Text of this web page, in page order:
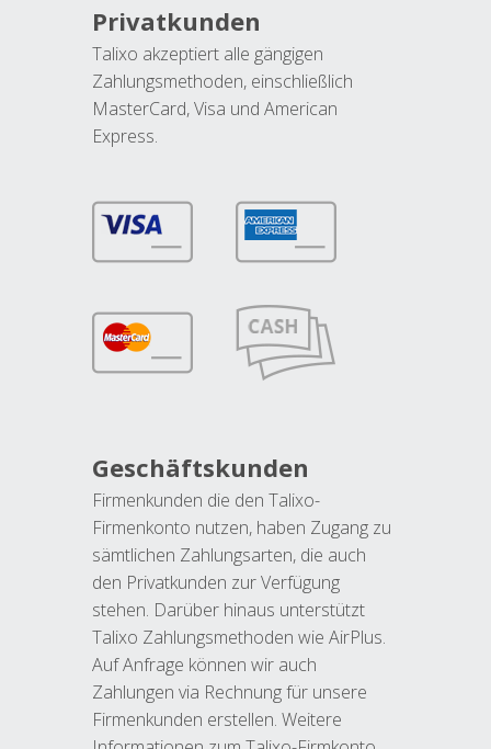
Privatkunden
Talixo akzeptiert alle gängigen
Zahlungsmethoden, einschließlich
MasterCard, Visa und American
Express.
Geschäftskunden
Firmenkunden die den Talixo-
Firmenkonto nutzen, haben Zugang zu
sämtlichen Zahlungsarten, die auch
den Privatkunden zur Verfügung
stehen. Darüber hinaus unterstützt
Talixo Zahlungsmethoden wie AirPlus.
Auf Anfrage können wir auch
Zahlungen via Rechnung für unsere
Firmenkunden erstellen. Weitere